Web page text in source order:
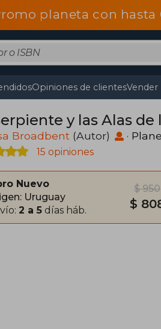
planeta con
Opiniones de clientesVender
y las Alas de
Broadbent (Autor) ·
15 opiniones
Nuevo
Uruguay
2 a 5 días háb.
$ 950
$